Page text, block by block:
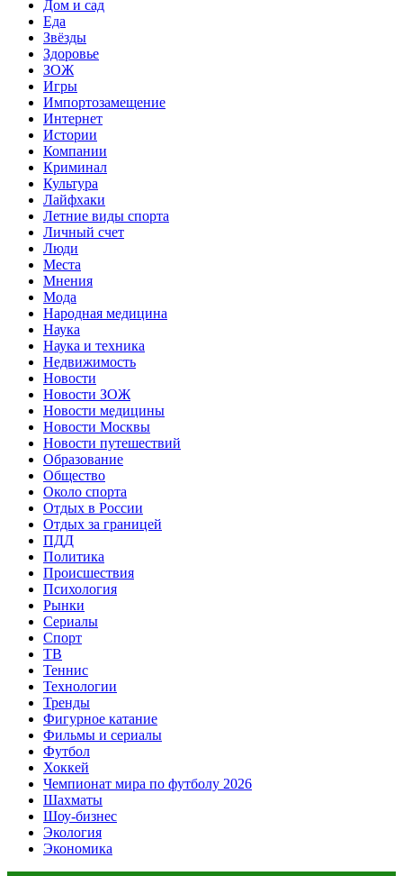
Дом и сад
Еда
Звёзды
Здоровье
ЗОЖ
Игры
Импортозамещение
Интернет
Истории
Компании
Криминал
Культура
Лайфхаки
Летние виды спорта
Личный счет
Люди
Места
Мнения
Мода
Народная медицина
Наука
Наука и техника
Недвижимость
Новости
Новости ЗОЖ
Новости медицины
Новости Москвы
Новости путешествий
Образование
Общество
Около спорта
Отдых в России
Отдых за границей
ПДД
Политика
Происшествия
Психология
Рынки
Сериалы
Спорт
ТВ
Теннис
Технологии
Тренды
Фигурное катание
Фильмы и сериалы
Футбол
Хоккей
Чемпионат мира по футболу 2026
Шахматы
Шоу-бизнес
Экология
Экономика